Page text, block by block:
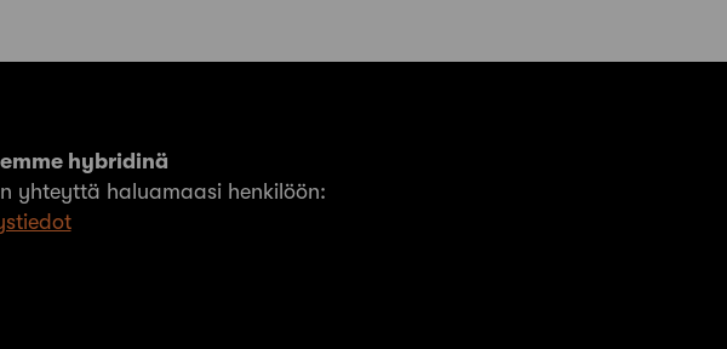
hybridinä
yhteyttä haluamaasi henkilöön: